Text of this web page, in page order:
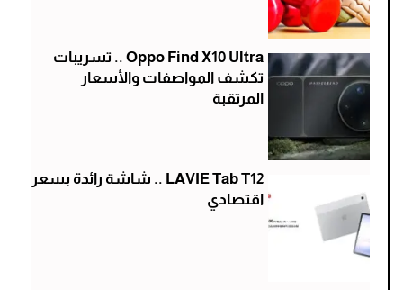
Oppo Find X10 Ultra .. تسريبات
تكشف المواصفات والأسعار
المرتقبة
LAVIE Tab T12 .. شاشة رائدة بسعر
اقتصادي